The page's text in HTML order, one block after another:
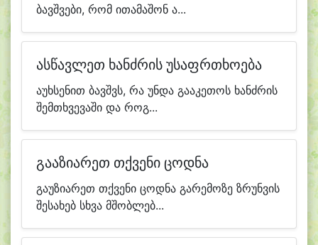
ბავშვები, რომ ითამაშონ ა...
ასწავლეთ ხანძრის უსაფრთხოება
აუხსენით ბავშვს, რა უნდა გააკეთოს ხანძრის
შემთხვევაში და როგ...
გააზიარეთ თქვენი ცოდნა
გაუზიარეთ თქვენი ცოდნა გარემოზე ზრუნვის
შესახებ სხვა მშობლებ...